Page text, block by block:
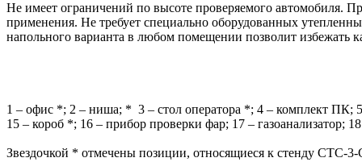
Не имеет ограничений по высоте проверяемого автомобиля.
применения. Не требует специально оборудованных
напольного варианта в любом помещении позволит избежать
1 – офис *; 2 – ниша; * 3 – стол оператора *; 4 – комплект ПК;
15 – короб *; 16 – прибор проверки фар; 17 – газоанализатор;
Звездочкой * отмечены позиции, относящиеся к стенду СТС-